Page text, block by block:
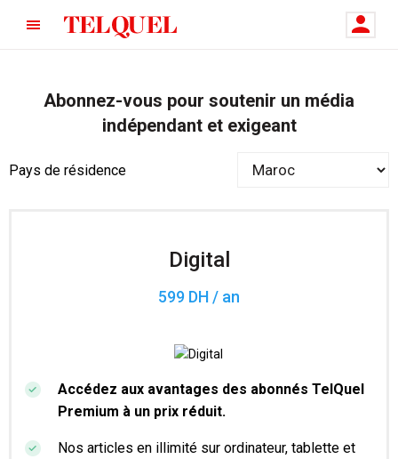
Abonnez-vous pour soutenir un média
indépendant et exigeant
Pays de résidence
Digital
599 DH / an
Accédez aux avantages des abonnés TelQuel
Premium à un prix réduit.
Nos articles en illimité sur ordinateur, tablette et